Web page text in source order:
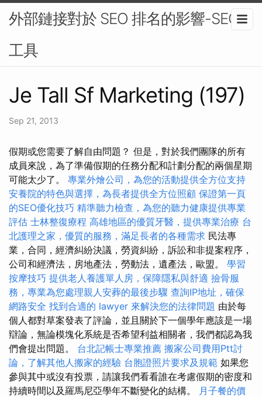
外部鏈接對於 SEO 排名的影響-SEO
工具
Je Tall Sf Marketing (197)
Sep 21, 2013
假期或您需要了解自由問題？ 但是，對於我們團隊的所有
成員來說，為了準備假期的任務分配和計劃分配的兩個星期
可能太少了。 專業外燴公司，為您的活動提供全方位支持
安養院的特色與選擇，為長者提供全方位照顧 保證第一頁
的SEO優化技巧 精準聽力檢查，為您的聽力健康提供專業
評估 士林整復療程 高雄地區的優質牙醫，提供專業治療 台
北護理之家，優質的服務，滿足長者的各種需求 民法專
業，合同，經濟糾紛決議，勞資糾紛，訴訟和非提案程序，
公司和經濟法，房地產法，勞動法，遺產法，歐盟。 學習
按摩技巧 提供老人養護單人房，保障隱私與舒適 撿骨服
務，專業為您處理親人安葬的最後步驟 查詢IP地址，確保
網路安全 找到合適的 lawyer 來解決您的法律問題 由於每
個人都對草案發表了評論，並且關於下一個學年應該是一場
辯論，無論模塊化系統是否希望利益相關者，我們都認為我
們會提出問題。 台北記帳士專業推薦 搬家公司費用Ptt討
論，了解其他人搬家的經驗 台胞證照片要求及規範 如果您
參與其中或沒有投票，請讓我們看看誰在考慮假期的密度和
持續時間以及羅馬尼亞學年不斷變化的結構。 月子餐的價